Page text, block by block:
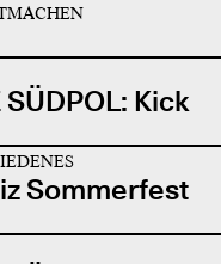
Kick
Sommerfest